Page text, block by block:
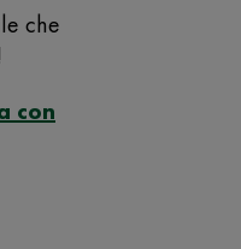
che
con